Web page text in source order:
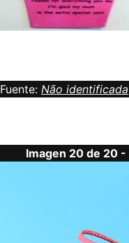
Fuente: Não identificada
Imagen 20 de 20 -